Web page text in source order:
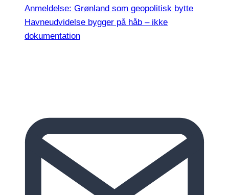
Anmeldelse: Grønland som geopolitisk bytte
Havneudvidelse bygger på håb – ikke
dokumentation